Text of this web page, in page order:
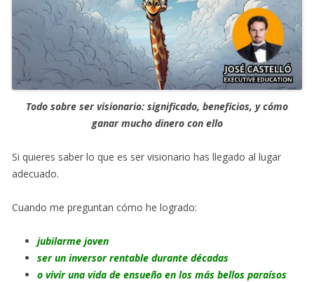
Todo sobre ser visionario: significado, beneficios, y cómo
ganar mucho dinero con ello
Si quieres saber lo que es ser visionario has llegado al lugar
adecuado.
Cuando me preguntan cómo he logrado:
jubilarme joven
ser un inversor rentable durante décadas
o vivir una vida de ensueño en los más bellos paraísos